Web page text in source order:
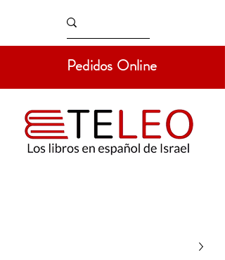
Pedidos Online